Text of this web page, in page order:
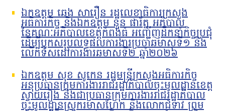
ឯកឧត្តម ឆេង សារឿន រដ្ឋលេខាធិការក្រសួង
អធិការកិច្ច និងឯកឧត្តម នួន ផារ័ត្ន អភិបាល
នៃគណៈអភិបាលខេត្តកំពង់ធំ អញ្ជើញដឹកនាំកិច្ចប្រជុំ
ដើម្បីបូកសរុបលទ្ធផលការងារប្រចាំឆមាសទី១ និង
លើកទិសដៅការងារឆមាសទី២ ឆ្នាំ២០២៦
ឯកឧត្តម សុខ សូកេន រដ្ឋមន្រ្តីក្រសួងអធិការកិច្ច
អនុប្រធានក្រុមការងាររាជរដ្ឋាភិបាលចុះមូលដ្ឋានខេត្ត
ស្វាយរៀង និងជាប្រធានក្រុមការងាររាជរដ្ឋាភិបាល
ចុះមូលដ្ឋានស្រុករមាសហែក និងលោកជំទាវ ព្រម